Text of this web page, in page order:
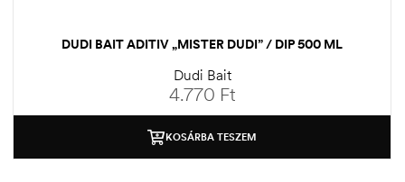
DUDI BAIT ADITIV „MISTER DUDI” / DIP 500 ML
Dudi Bait
4.770 Ft
KOSÁRBA TESZEM